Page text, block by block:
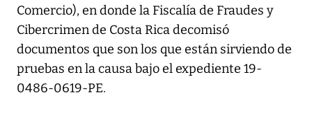
Comercio), en donde la Fiscalía de Fraudes y
Cibercrimen de Costa Rica decomisó
documentos que son los que están sirviendo de
pruebas en la causa bajo el expediente 19-
0486-0619-PE.